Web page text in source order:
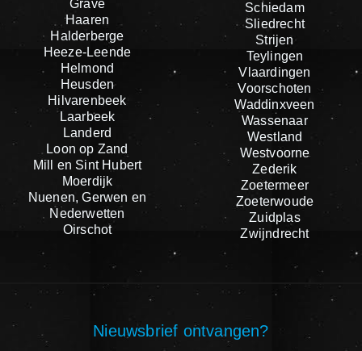
Grave
Haaren
Halderberge
Heeze-Leende
Helmond
Heusden
Hilvarenbeek
Laarbeek
Landerd
Loon op Zand
Mill en Sint Hubert
Moerdijk
Nuenen, Gerwen en
Nederwetten
Oirschot
Schiedam
Sliedrecht
Strijen
Teylingen
Vlaardingen
Voorschoten
Waddinxveen
Wassenaar
Westland
Westvoorne
Zederik
Zoetermeer
Zoeterwoude
Zuidplas
Zwijndrecht
Nieuwsbrief ontvangen?